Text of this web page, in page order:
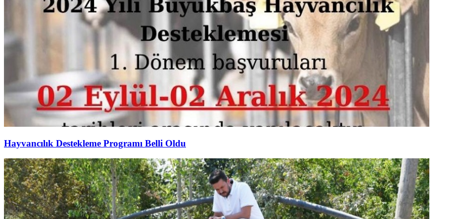
Hayvancılık Destekleme Programı Belli Oldu